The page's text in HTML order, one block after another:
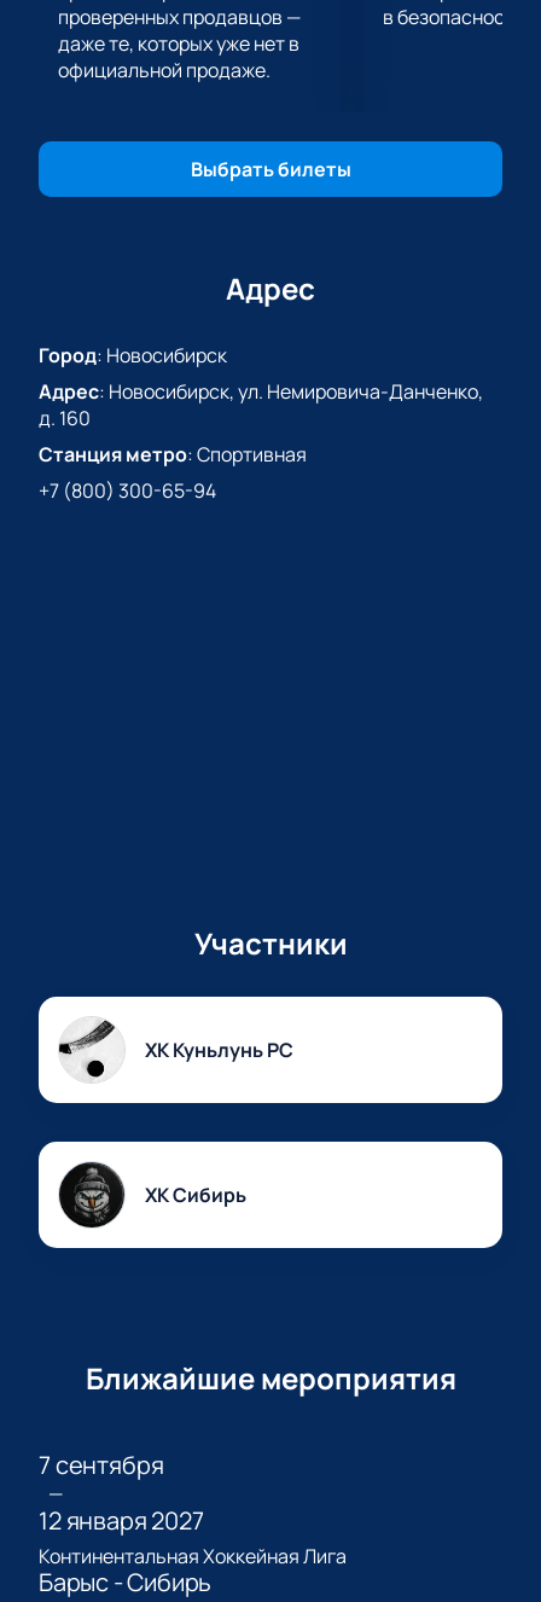
«Куньлунь Ред Стар» на нашем сайте.
проверенных продавцов —
даже те, которых уже нет в
официальной продаже.
в безопасности.
Выбрать билеты
Адрес
Город: Новосибирск
Адрес: Новосибирск, ул. Немировича-Данченко,
д. 160
Станция метро:Спортивная
+7 (800) 300-65-94
Участники
ХК Куньлунь РС
ХК Сибирь
Ближайшие мероприятия
7 сентября
—
12 января 2027
Континентальная Хоккейная Лига
Барыс - Сибирь